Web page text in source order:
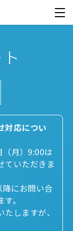
開く
対応につい
月）9:00は
ていただきま
にお問い合
。
しますが、